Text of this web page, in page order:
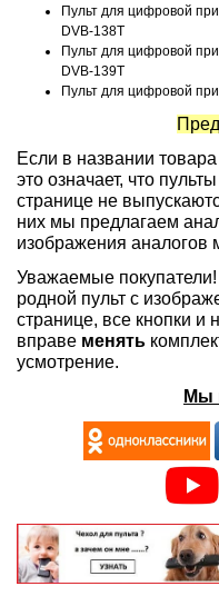
Пульт для цифровой
DVB-138T
Пульт для цифровой
DVB-139T
Пульт для цифровой
Если в названии товара
это означает, что
странице не
них мы предлагаем
изображения аналогов
Уважаемые
родной пульт с
странице, все кнопки и
вправе менять
усмотрение.
Мы